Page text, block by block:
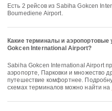
Есть 2 рейсов из Sabiha Gokcen International Airport в Houari
Boumediene Airport.
Какие терминалы и аэропортовые
Gokcen International Airport?
Sabiha Gokcen International Airport предлагает Зал отдыха, Отель при
аэропорте, Парковки и множество
путешествие комфортнее.
схемах терминалов можно найти на